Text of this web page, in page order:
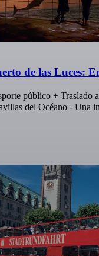
de las Luces:
público + Traslado
del Océano - Una